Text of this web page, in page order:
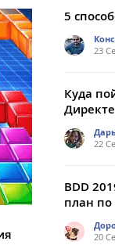
5
23
Куда
Директе
22
BDD
план
20